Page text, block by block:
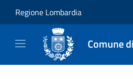
Regione Lombardia
Comune